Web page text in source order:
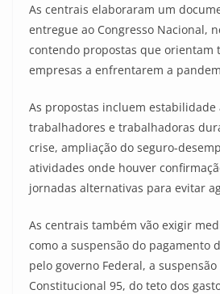
As centrais elaboraram um
entregue ao Congresso Nacional,
contendo propostas que orientam
empresas a enfrentarem a
As propostas incluem estabilidade
trabalhadores e trabalhadoras
crise, ampliação do seguro-
atividades onde houver
jornadas alternativas para evitar
As centrais também vão exigir
como a suspensão do pagamento
pelo governo Federal, a
Constitucional 95, do teto dos